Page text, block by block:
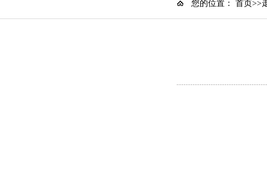
您的位置： 首页>>